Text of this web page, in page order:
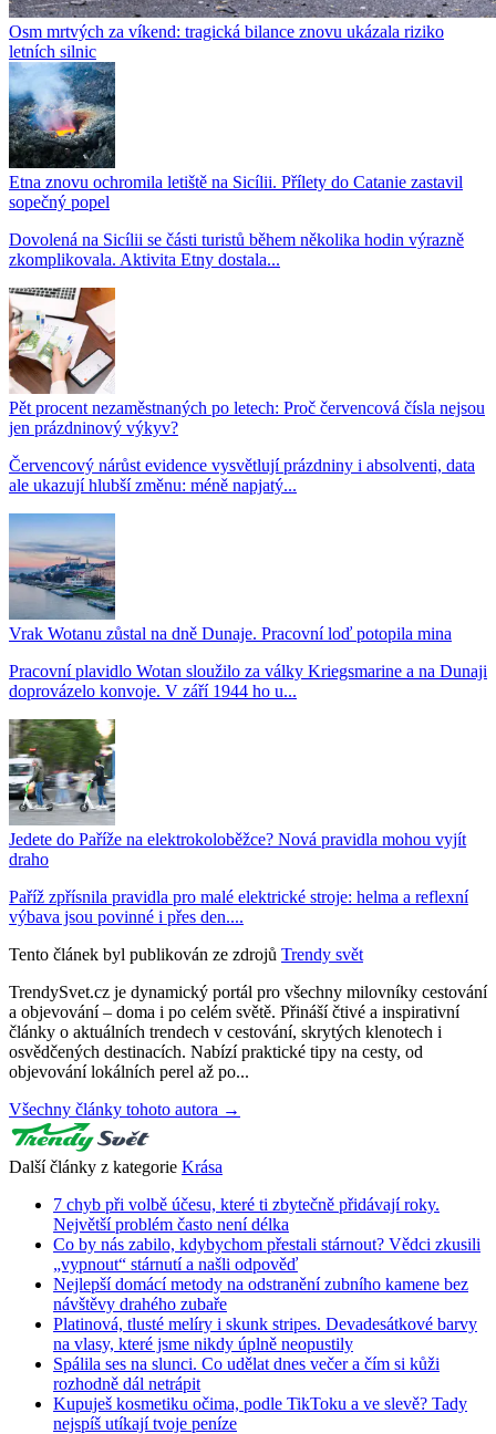
Osm mrtvých za víkend: tragická bilance znovu ukázala riziko
letních silnic
Etna znovu ochromila letiště na Sicílii. Přílety do Catanie zastavil
sopečný popel
Dovolená na Sicílii se části turistů během několika hodin výrazně
zkomplikovala. Aktivita Etny dostala...
Pět procent nezaměstnaných po letech: Proč červencová čísla nejsou
jen prázdninový výkyv?
Červencový nárůst evidence vysvětlují prázdniny i absolventi, data
ale ukazují hlubší změnu: méně napjatý...
Vrak Wotanu zůstal na dně Dunaje. Pracovní loď potopila mina
Pracovní plavidlo Wotan sloužilo za války Kriegsmarine a na Dunaji
doprovázelo konvoje. V září 1944 ho u...
Jedete do Paříže na elektrokoloběžce? Nová pravidla mohou vyjít
draho
Paříž zpřísnila pravidla pro malé elektrické stroje: helma a reflexní
výbava jsou povinné i přes den....
Tento článek byl publikován ze zdrojů Trendy svět
TrendySvet.cz je dynamický portál pro všechny milovníky cestování
a objevování – doma i po celém světě. Přináší čtivé a inspirativní
články o aktuálních trendech v cestování, skrytých klenotech i
osvědčených destinacích. Nabízí praktické tipy na cesty, od
objevování lokálních perel až po...
Všechny články tohoto autora →
Další články z kategorie Krása
7 chyb při volbě účesu, které ti zbytečně přidávají roky.
Největší problém často není délka
Co by nás zabilo, kdybychom přestali stárnout? Vědci zkusili
„vypnout“ stárnutí a našli odpověď
Nejlepší domácí metody na odstranění zubního kamene bez
návštěvy drahého zubaře
Platinová, tlusté melíry i skunk stripes. Devadesátkové barvy
na vlasy, které jsme nikdy úplně neopustily
Spálila ses na slunci. Co udělat dnes večer a čím si kůži
rozhodně dál netrápit
Kupuješ kosmetiku očima, podle TikToku a ve slevě? Tady
nejspíš utíkají tvoje peníze